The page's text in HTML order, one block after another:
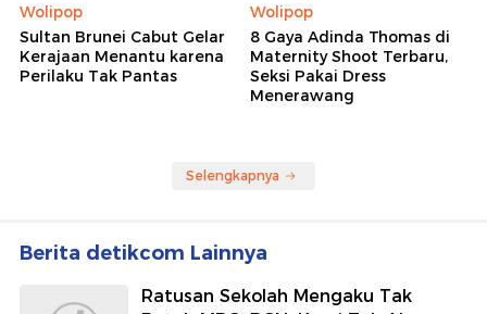
Wolipop
Sultan Brunei Cabut Gelar
Kerajaan Menantu karena
Perilaku Tak Pantas
Wolipop
8 Gaya Adinda Thomas di
Maternity Shoot Terbaru,
Seksi Pakai Dress
Menerawang
Selengkapnya
Berita detikcom Lainnya
Ratusan Sekolah Mengaku Tak